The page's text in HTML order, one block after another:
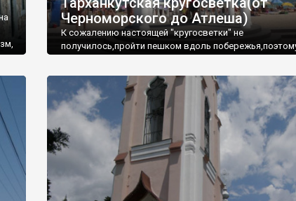
Черноморского до Атлеша)
К сожалению настоящей "кругосветки" не
получилось,пройти пешком вдоль